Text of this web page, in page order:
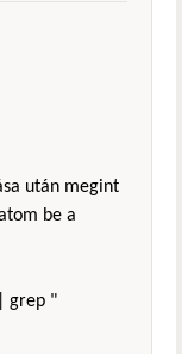
után megint
be a
grep "